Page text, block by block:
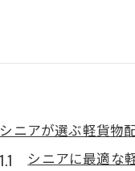
シニアが選ぶ軽貨物
シニアに最適な